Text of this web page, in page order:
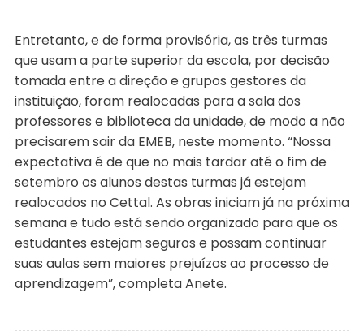
Entretanto, e de forma provisória, as três turmas
que usam a parte superior da escola, por decisão
tomada entre a direção e grupos gestores da
instituição, foram realocadas para a sala dos
professores e biblioteca da unidade, de modo a não
precisarem sair da EMEB, neste momento. “Nossa
expectativa é de que no mais tardar até o fim de
setembro os alunos destas turmas já estejam
realocados no Cettal. As obras iniciam já na próxima
semana e tudo está sendo organizado para que os
estudantes estejam seguros e possam continuar
suas aulas sem maiores prejuízos ao processo de
aprendizagem”, completa Anete.